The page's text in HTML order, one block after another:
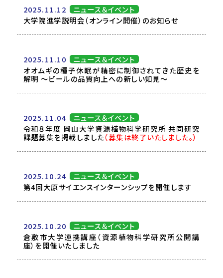
2025.11.12
ニュース＆イベント
大学院進学説明会（オンライン開催）のお知らせ
2025.11.10
ニュース＆イベント
オオムギの種子休眠が精密に制御されてきた歴史を
解明 ～ビールの品質向上への新しい知見～
2025.11.04
ニュース＆イベント
令和８年度 岡山大学資源植物科学研究所 共同研究
課題募集を掲載しました（募集は終了いたしました。）
2025.10.24
ニュース＆イベント
第4回大原サイエンスインターンシップを開催します
2025.10.20
ニュース＆イベント
倉敷市大学連携講座（資源植物科学研究所公開講
座）を開催いたしました